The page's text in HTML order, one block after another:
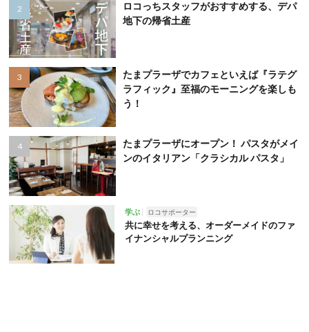
ロコっちスタッフがおすすめする、デパ
地下の帰省土産
たまプラーザでカフェといえば『ラテグ
ラフィック』至福のモーニングを楽しも
う！
たまプラーザにオープン！ パスタがメイ
ンのイタリアン「クラシカル パスタ」
学ぶ ロコサポーター
共に幸せを考える、オーダーメイドのファ
イナンシャルプランニング